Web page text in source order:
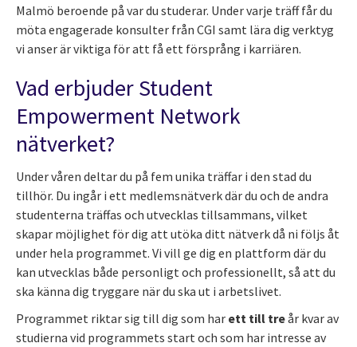
Malmö beroende på var du studerar. Under varje träff får du
möta engagerade konsulter från CGI samt lära dig verktyg
vi anser är viktiga för att få ett försprång i karriären.
Vad erbjuder Student
Empowerment Network
nätverket?
Under våren deltar du på fem unika träffar i den stad du
tillhör. Du ingår i ett medlemsnätverk där du och de andra
studenterna träffas och utvecklas tillsammans, vilket
skapar möjlighet för dig att utöka ditt nätverk då ni följs åt
under hela programmet. Vi vill ge dig en plattform där du
kan utvecklas både personligt och professionellt, så att du
ska känna dig tryggare när du ska ut i arbetslivet.
Programmet riktar sig till dig som har ett till treår kvar av
studierna vid programmets start och som har intresse av